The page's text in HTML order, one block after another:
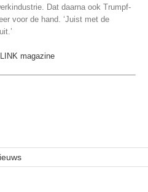
Dat daarna ook Trumpf-
voor de hand. ‘Juist met de
magazine